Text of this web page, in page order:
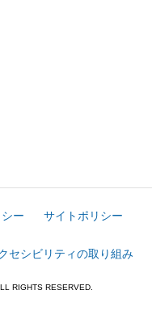
ー サイトポリシー
セシビリティの取り組み
RIGHTS RESERVED.